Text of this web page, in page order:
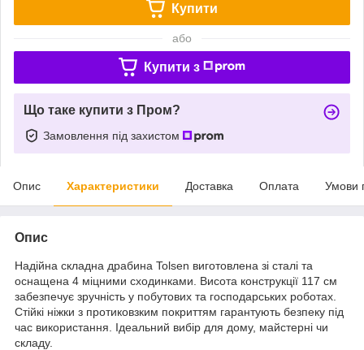
Купити
або
Купити з
Що таке купити з Пром?
Замовлення під захистом
Опис Характеристики Доставка Оплата Умови
Опис
Надійна складна драбина Tolsen виготовлена зі сталі та
оснащена 4 міцними сходинками. Висота конструкції 117 см
забезпечує зручність у побутових та господарських роботах.
Стійкі ніжки з протиковзким покриттям гарантують безпеку під
час використання. Ідеальний вибір для дому, майстерні чи
складу.